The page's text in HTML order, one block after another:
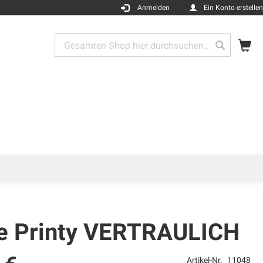
Anmelden Ein Konto erstellen
Search
Printy VERTRAULICH
Artikel-Nr. 11048